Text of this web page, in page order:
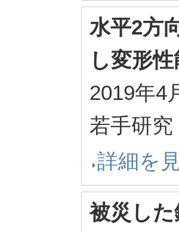
水平2方
し変形
2019年4
若手研究
詳細を
被災し